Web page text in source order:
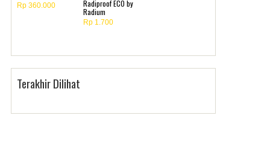
Rp 360.000
Radiproof ECO by
Radium
Rp 1.700
Terakhir Dilihat